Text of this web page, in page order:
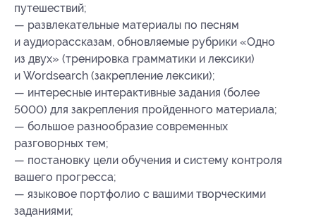
путешествий;
— развлекательные материалы по песням
и аудиорассказам, обновляемые рубрики «Одно
из двух» (тренировка грамматики и лексики)
и Wordsearch (закрепление лексики);
— интересные интерактивные задания (более
5000) для закрепления пройденного материала;
— большое разнообразие современных
разговорных тем;
— постановку цели обучения и систему контроля
вашего прогресса;
— языковое портфолио с вашими творческими
заданиями;